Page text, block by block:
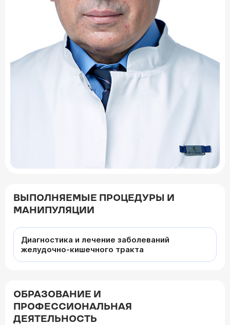
ВЫПОЛНЯЕМЫЕ ПРОЦЕДУРЫ И
МАНИПУЛЯЦИИ
Диагностика и лечение заболеваний
желудочно-кишечного тракта
ОБРАЗОВАНИЕ И
ПРОФЕССИОНАЛЬНАЯ
ДЕЯТЕЛЬНОСТЬ